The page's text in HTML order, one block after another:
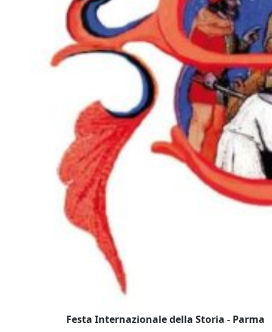
Festa Internazionale della Storia - Parma